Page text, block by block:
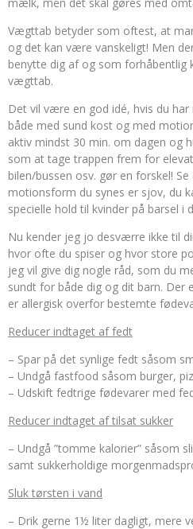
Vægttab betyder som oftest, at
og det kan være vanskeligt! Men
benytte dig af og som forhåbentlig
vægttab.
Det vil være en god idé, hvis du
både med sund kost og med
aktiv mindst 30 min. om dagen og
som at tage trappen frem for
bilen/bussen osv. gør en forskel!
motionsform du synes er sjov, du
specielle hold til kvinder på barsel i
Nu kender jeg jo desværre ikke til
hvor ofte du spiser og hvor store
jeg vil give dig nogle råd, som du
sundt for både dig og dit barn. Der
er allergisk overfor bestemte
Reducer indtaget af fedt
– Spar på det synlige fedt såsom
– Undgå fastfood såsom burger,
– Udskift fedtrige fødevarer med
Reducer indtaget af tilsat sukker
– Undgå ”tomme kalorier” såsom
samt sukkerholdige
Sluk tørsten i vand
– Drik gerne 1½ liter dagligt, mere